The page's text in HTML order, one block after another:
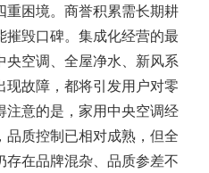
困境。商誉积累需长期耕
毁口碑。集成化经营的最
央空调、全屋净水、新风系
故障，都将引发用户对零
意的是，家用中央空调经
质控制已相对成熟，但全
在品牌混杂、品质参差不